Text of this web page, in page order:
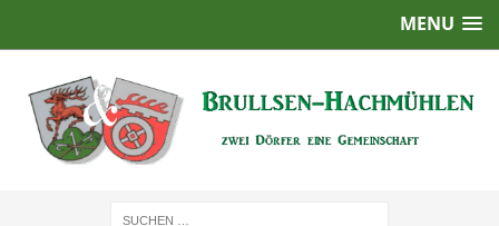
MENU
2:00